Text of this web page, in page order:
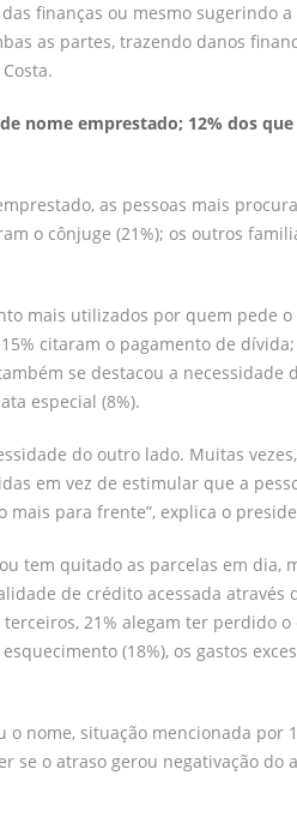
finanças ou mesmo sugerindo
as partes, trazendo danos
nome emprestado; 12% dos
as pessoas mais
o cônjuge (21%); os outros
mais utilizados por quem pede
citaram o pagamento de
se destacou a necessidade
especial (8%).
do outro lado. Muitas
em vez de estimular que a
para frente”, explica o
tem quitado as parcelas em dia,
de crédito acessada
21% alegam ter perdido
(18%), os gastos
o nome, situação mencionada por
se o atraso gerou negativação